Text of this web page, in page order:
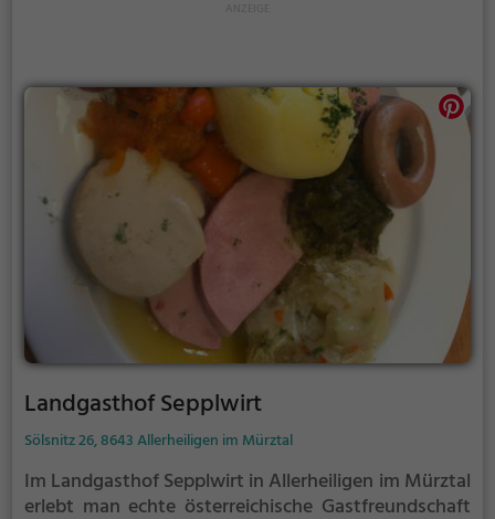
und tauche ein in die Welt der österreichischen
Genüsse.
Landgasthof Sepplwirt
Sölsnitz 26, 8643 Allerheiligen im Mürztal
Im Landgasthof Sepplwirt in Allerheiligen im Mürztal
erlebt man echte österreichische Gastfreundschaft